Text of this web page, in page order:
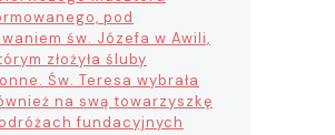
pod
św. Józefa w Awili,
złożyła śluby
Św. Teresa wybrała
na swą towarzyszkę
fundacyjnych